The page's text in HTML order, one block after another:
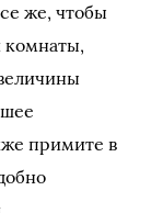
же, чтобы
комнаты,
примите в